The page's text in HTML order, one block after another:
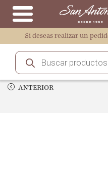
Si deseas realizar un
ANTERIOR